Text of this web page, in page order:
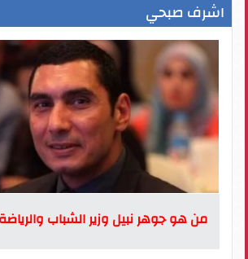
اشرف صبحي
من هو جوهر نبيل وزير الشباب